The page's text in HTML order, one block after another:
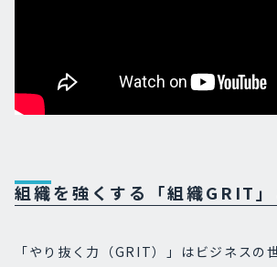
組織を強くする「組織GRIT
「やり抜く力（GRIT）」はビジネスの